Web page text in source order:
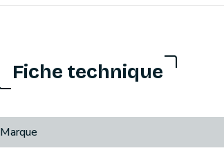
Fiche technique
Marque